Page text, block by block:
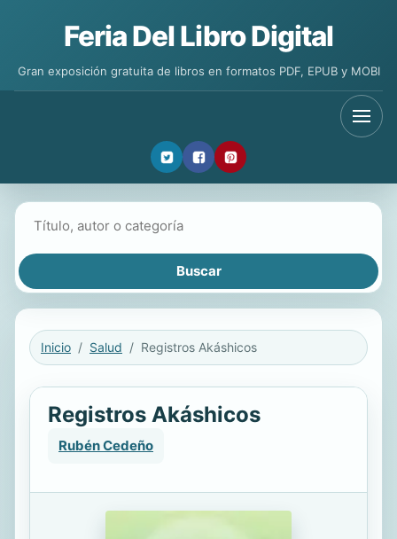
Feria Del Libro Digital
Gran exposición gratuita de libros en formatos PDF, EPUB y MOBI
Inicio Salud Registros Akáshicos
Registros Akáshicos
Rubén Cedeño